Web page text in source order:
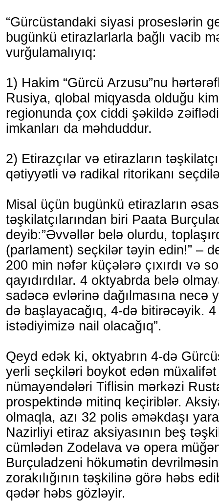
“Gürcüstandaki siyasi proseslərin
bugünkü etirazlarlarla bağlı vacib
vurğulamalıyıq:
1) Hakim “Gürcü Arzusu”nu
Rusiya, qlobal miqyasda olduğu
regionunda çox ciddi şəkildə
imkanları da məhduddur.
2) Etirazçılar və etirazların
qətiyyətli və radikal ritorikanı
Misal üçün bugünkü etirazların əsas
təşkilatçılarından biri Paata
deyib:”Əvvəllər belə olurdu,
(parlament) seçkilər təyin edin!” –
200 min nəfər küçələrə çıxırdı və
qayıdırdılar. 4 oktyabrda belə
sadəcə evlərinə dağılmasına necə
də başlayacağıq, 4-də bitirəcəyik.
istədiyimizə nail olacağıq”.
Qeyd edək ki, oktyabrın 4-də
yerli seçkiləri boykot edən müxalifət
nümayəndələri Tiflisin mərkəzi
prospektində mitinq keçiriblər.
olmaqla, azı 32 polis əməkdaşı
Nazirliyi etiraz aksiyasının beş
cümlədən Zodelava və opera
Burçuladzeni hökumətin
zorakılığının təşkilinə görə həbs
qədər həbs gözləyir.